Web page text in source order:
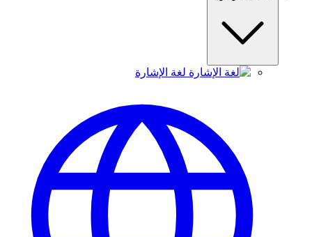
لغة الإشارة